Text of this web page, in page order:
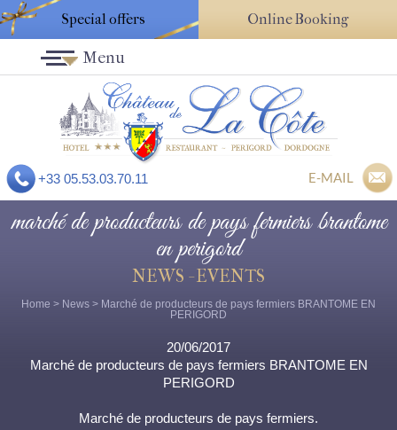
Special offers Online Booking
+33 05.53.03.70.11 E-MAIL
Menu
marché de producteurs de pays fermiers brantome
en perigord
NEWS - EVENTS
Home > News > Marché de producteurs de pays fermiers BRANTOME EN
PERIGORD
20/06/2017
Marché de producteurs de pays fermiers BRANTOME EN
PERIGORD
Marché de producteurs de pays fermiers.